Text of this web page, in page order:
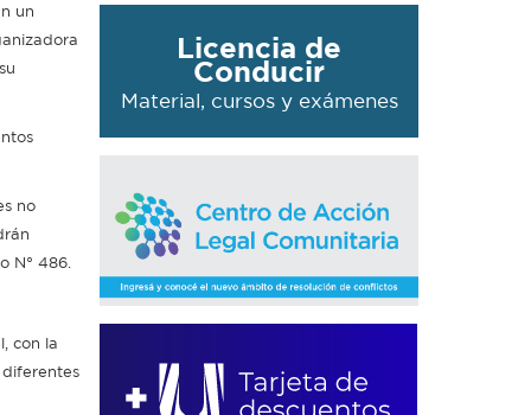
un
no
N° 486.
con la
diferentes
Licencia de
Conducir
Material, cursos y exámenes